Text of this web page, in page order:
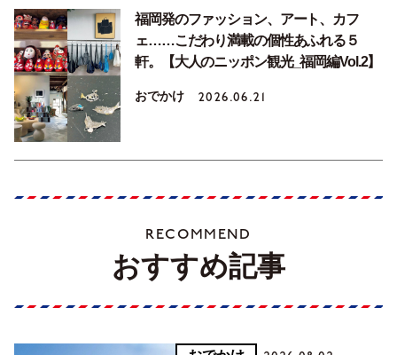
福岡発のファッション、アート、カフ
ェ……こだわり満載の個性あふれる５
軒。【大人のニッポン観光_福岡編Vol.2】
おでかけ 2026.06.21
RECOMMEND
おすすめ記事